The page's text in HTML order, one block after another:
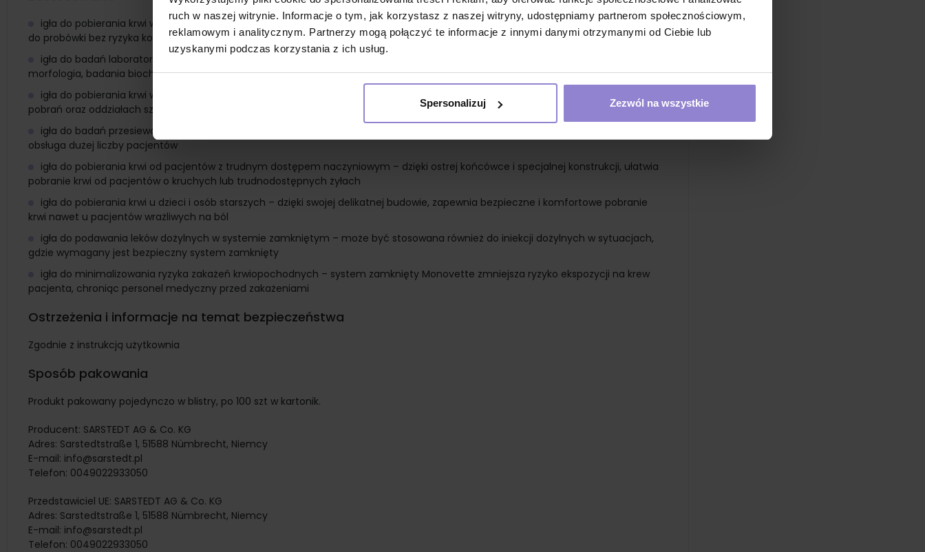
ruch w naszej witrynie. Informacje o tym, jak korzystasz z naszej witryny, udostępniamy partnerom społecznościowym,
reklamowym i analitycznym. Partnerzy mogą połączyć te informacje z innymi danymi otrzymanymi od Ciebie lub
uzyskanymi podczas korzystania z ich usług.
Spersonalizuj Zezwól na wszystkie
igła do pobierania krwi w systemie zamkniętym – wykorzystywana w systemie S-Monovette, umożliwia bezpieczne pobranie krwi
do probówki bez ryzyka kontaktu z krwią
igła do badań laboratoryjnych – używana do pobierania próbek krwi do szerokiej gamy badań diagnostycznych, takich jak
morfologia, badania biochemiczne, immunologiczne i mikrobiologiczne
igła do pobierania krwi w warunkach ambulatoryjnych i szpitalnych – idealna do zastosowania w gabinetach lekarskich, punktach
pobrań oraz oddziałach szpitalnych, gdzie konieczne jest szybkie pobranie krwi
igła do badań przesiewowych – stosowana w programach badań przesiewowych, gdzie wymagana jest precyzyjna i szybka
obsługa dużej liczby pacjentów
igła do pobierania krwi od pacjentów z trudnym dostępem naczyniowym – dzięki ostrej końcówce i specjalnej konstrukcji, ułatwia
pobranie krwi od pacjentów o kruchych lub trudnodostępnych żyłach
igła do pobierania krwi u dzieci i osób starszych – dzięki swojej delikatnej budowie, zapewnia bezpieczne i komfortowe pobranie
krwi nawet u pacjentów wrażliwych na ból
igła do podawania leków dożylnych w systemie zamkniętym – może być stosowana również do iniekcji dożylnych w sytuacjach,
gdzie wymagany jest bezpieczny system zamknięty
igła do minimalizowania ryzyka zakażeń krwiopochodnych – system zamknięty Monovette zmniejsza ryzyko ekspozycji na krew
pacjenta, chroniąc personel medyczny przed zakażeniami
Ostrzeżenia i informacje na temat bezpieczeństwa
Zgodnie z instrukcją użytkownia
Sposób pakowania
Produkt pakowany pojedynczo w blistry, po 100 szt w kartonik.
Producent: SARSTEDT AG & Co. KG
Adres: Sarstedtstraße 1, 51588 Nümbrecht, Niemcy
E-mail: info@sarstedt.pl
Telefon: 0049022933050
Przedstawiciel UE: SARSTEDT AG & Co. KG
Adres: Sarstedtstraße 1, 51588 Nümbrecht, Niemcy
E-mail: info@sarstedt.pl
Telefon: 0049022933050